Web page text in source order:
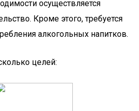
осуществляется
Кроме этого, требуется
алкогольных напитков.
целей: